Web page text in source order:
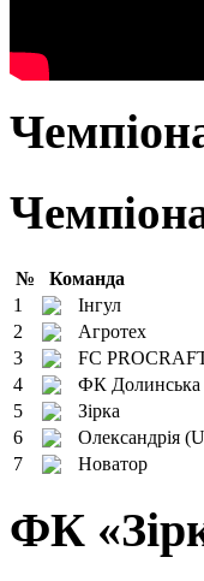
№ Команда
1
Інгул
2
Агротех
3
FC
4
ФК Долинська
5
Зірка
6
Олександрія
7
Новатор
ФК